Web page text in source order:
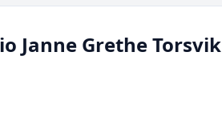
Janne Grethe Torsvik